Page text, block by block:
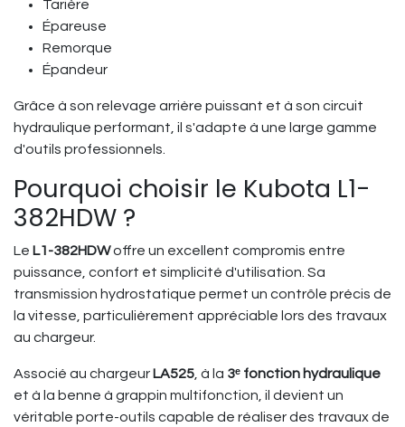
Tarière
Épareuse
Remorque
Épandeur
Grâce à son relevage arrière puissant et à son circuit
hydraulique performant, il s'adapte à une large gamme
d'outils professionnels.
Pourquoi choisir le Kubota L1-
382HDW ?
Le L1-382HDWoffre un excellent compromis entre
puissance, confort et simplicité d'utilisation. Sa
transmission hydrostatique permet un contrôle précis de
la vitesse, particulièrement appréciable lors des travaux
au chargeur.
Associé au chargeur LA525, à la 3ᵉ fonction hydraulique
et à la benne à grappin multifonction, il devient un
véritable porte-outils capable de réaliser des travaux de